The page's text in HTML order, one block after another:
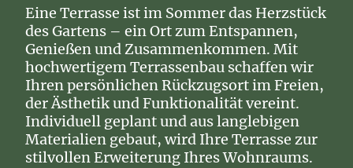
Eine Terrasse ist im Sommer das Herzstück
des Gartens – ein Ort zum Entspannen,
Genießen und Zusammenkommen. Mit
hochwertigem Terrassenbau schaffen wir
Ihren persönlichen Rückzugsort im Freien,
der Ästhetik und Funktionalität vereint.
Individuell geplant und aus langlebigen
Materialien gebaut, wird Ihre Terrasse zur
stilvollen Erweiterung Ihres Wohnraums.